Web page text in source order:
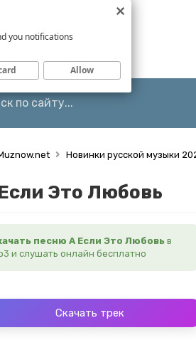
Новинки русской музыки
Это Любовь
песню А Если Это Любовь в
и слушать онлайн бесплатно
Скачать трек
you notifications
Allow